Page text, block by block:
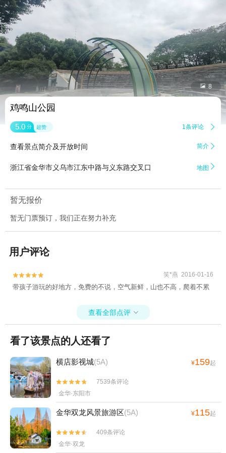
 8
鸡鸣山公园
5.0 分 超赞 1条评论 
查看景点简介及开放时间 简介 
浙江省金华市义乌市江东中路与义东路交叉口 地图 
暂无报价
暂无门票预订，我们正在努力补充
用户评论

 笑*燕 2016-01-16
带孩子游玩的好地方，免费的不说，空气新鲜，山也不高，爬着不累
查看全部点评 
看了该景点的人还看了
横店影视城(5A) ¥159起


7539条评论
金华·东阳市
金华双龙风景旅游区(5A) ¥115起


409条评论
金华·双龙
